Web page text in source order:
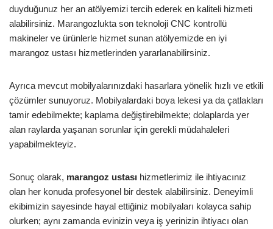
duyduğunuz her an atölyemizi tercih ederek en kaliteli hizmeti
alabilirsiniz. Marangozlukta son teknoloji CNC kontrollü
makineler ve ürünlerle hizmet sunan atölyemizde en iyi
marangoz ustası hizmetlerinden yararlanabilirsiniz.
Ayrıca mevcut mobilyalarınızdaki hasarlara yönelik hızlı ve etkili
çözümler sunuyoruz. Mobilyalardaki boya lekesi ya da çatlakları
tamir edebilmekte; kaplama değiştirebilmekte; dolaplarda yer
alan raylarda yaşanan sorunlar için gerekli müdahaleleri
yapabilmekteyiz.
Sonuç olarak, marangoz ustası hizmetlerimiz ile ihtiyacınız
olan her konuda profesyonel bir destek alabilirsiniz. Deneyimli
ekibimizin sayesinde hayal ettiğiniz mobilyaları kolayca sahip
olurken; aynı zamanda evinizin veya iş yerinizin ihtiyacı olan